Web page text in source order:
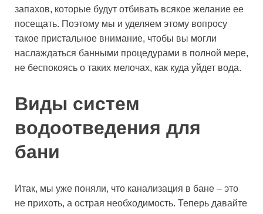
запахов, которые будут отбивать всякое желание ее
посещать. Поэтому мы и уделяем этому вопросу
такое пристальное внимание, чтобы вы могли
наслаждаться банными процедурами в полной мере,
не беспокоясь о таких мелочах, как куда уйдет вода.
Виды систем
водоотведения для
бани
Итак, мы уже поняли, что канализация в бане – это
не прихоть, а острая необходимость. Теперь давайте